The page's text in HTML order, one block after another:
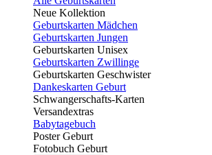
Neue Kollektion
Geburtskarten Mädchen
Geburtskarten Jungen
Geburtskarten Unisex
Geburtskarten Zwillinge
Geburtskarten Geschwister
Dankeskarten Geburt
Schwangerschafts-Karten
Versandextras
Babytagebuch
Poster Geburt
Fotobuch Geburt